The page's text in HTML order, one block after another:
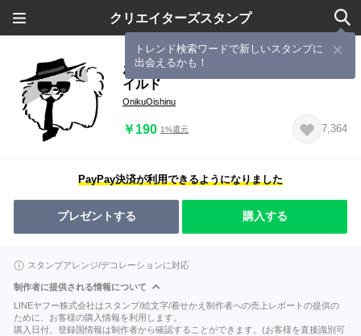
クリエイターズスタンプ
トレンド検索ワードで新しいスタンプに
出会えるかも！
おにくおいしいぬスタンプ ハードボ
イルド
OnikuOishinu
￥190 1%還元 7,364
PayPay決済が利用できるようになりました
プレゼントする 購入する
スタンプアレンジ/デコレーションに対応
制作者に提供される情報について
LINEヤフー株式会社はスタンプ/絵文字/着せかえ制作者への売上レポートの提供の
ために、お客様の購入情報を利用します。
購入日付、登録国情報は制作者から確認することができます。(お客様を直接識別可